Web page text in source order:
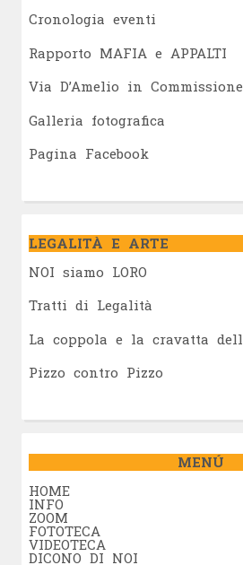
Cronologia eventi
Rapporto MAFIA e APPALTI
Via D’Amelio in
Galleria fotografica
Pagina Facebook
LEGALITÀ E ARTE
NOI siamo LORO
Tratti di Legalità
La coppola e la cravatta
Pizzo contro Pizzo
MENÚ
HOME
INFO
ZOOM
FOTOTECA
VIDEOTECA
DICONO DI NOI